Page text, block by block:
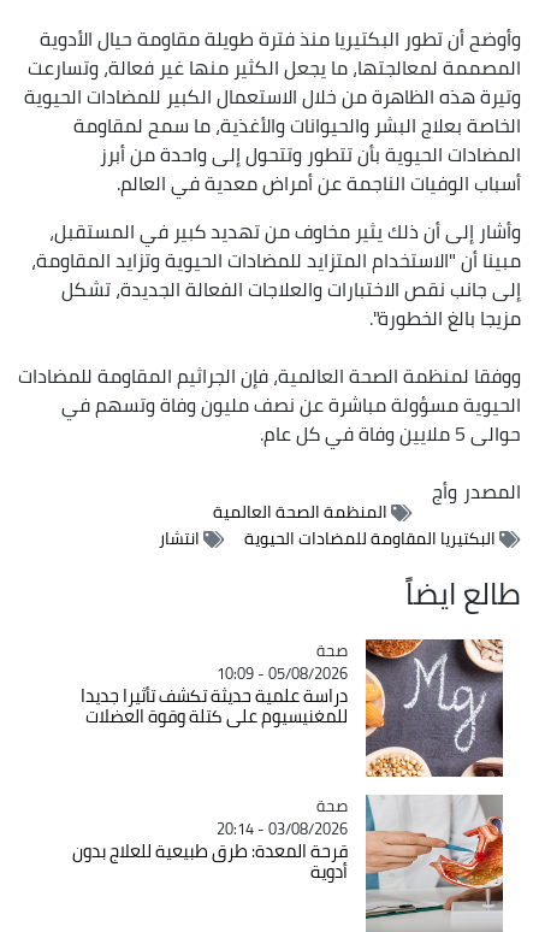
وأوضح أن تطور البكتيريا منذ فترة طويلة مقاومة حيال الأدوية
المصممة لمعالجتها، ما يجعل الكثير منها غير فعالة، وتسارعت
وتيرة هذه الظاهرة من خلال الاستعمال الكبير للمضادات الحيوية
الخاصة بعلاج البشر والحيوانات والأغذية، ما سمح لمقاومة
المضادات الحيوية بأن تتطور وتتحول إلى واحدة من أبرز
أسباب الوفيات الناجمة عن أمراض معدية في العالم.
وأشار إلى أن ذلك يثير مخاوف من تهديد كبير في المستقبل،
مبينا أن "الاستخدام المتزايد للمضادات الحيوية وتزايد المقاومة،
إلى جانب نقص الاختبارات والعلاجات الفعالة الجديدة، تشكل
مزيجا بالغ الخطورة".
ووفقا لمنظمة الصحة العالمية، فإن الجراثيم المقاومة للمضادات
الحيوية مسؤولة مباشرة عن نصف مليون وفاة وتسهم في
حوالى 5 ملايين وفاة في كل عام.
المصدروأج
المنظمة الصحة العالمية
البكتيريا المقاومة للمضادات الحيوية
انتشار
طالع ايضاً
Catégorie
صحة
05/08/2026 - 10:09
دراسة علمية حديثة تكشف تأثيرا جديدا
للمغنيسيوم على كتلة وقوة العضلات
Catégorie
صحة
03/08/2026 - 20:14
قرحة المعدة: طرق طبيعية للعلاج بدون
أدوية